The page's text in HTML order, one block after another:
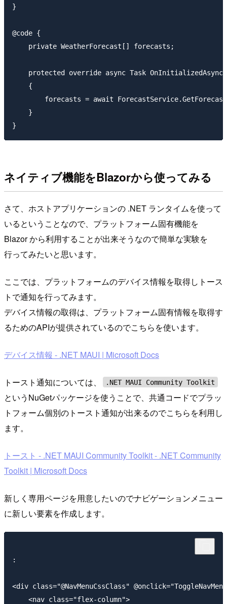
}
@code {
    private WeatherForecast[] forecasts;
protected override async Task
    {
forecasts = await
    }
ネイティブ機能をBlazorから使ってみる
さて、ホストアプリケーションの .NET ランタイムを使って
いるということなので、プラットフォーム固有機能を
Blazor から利用することが出来そうなので簡単な実験を
行ってみたいと思います。
ここでは、プラットフォームのデバイス情報を取得しトース
トで通知を行ってみます。
デバイス情報の取得は、プラットフォーム固有情報を取得す
るためのAPIが提供されているのでこちらを使います。
デバイス情報 - .NET MAUI | Microsoft Docs
トースト通知については、 .NET MAUI Community Toolkit
というNuGetパッケージを使うことで、共通コードでプラッ
トフォーム個別のトースト通知が出来るのでこちらを利用し
ます。
トースト - .NET MAUI Community Toolkit - .NET Community
Toolkit | Microsoft Docs
新しく専用ページを用意したいのでナビゲーションメニュー
に新しい要素を作成します。
:
<div class="@NavMenuCssClass"
    <nav class="flex-column">